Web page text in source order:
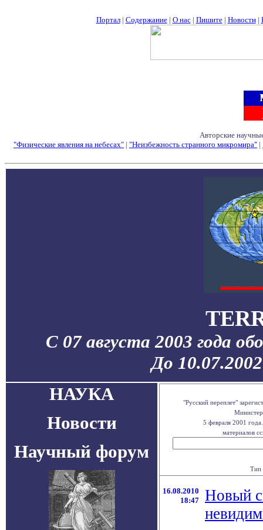
Портал| Содержание| О нас| Пишите| Новости|
Авторские
"Физические явления на небесах" | "Неизбежность странного микромира" |
С 07 августа 2003 года
До
НАУКА
Новости
Научный форум
"Русский переплет"
5 февраля 2001
материалов
Тип
16.08.2010
18:47
Новый